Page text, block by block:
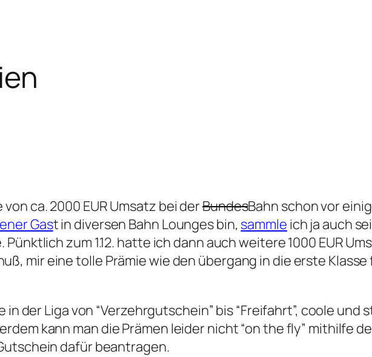
ca. 2000 EUR Umsatz bei derBundesBahn schon vor
Gast in diversen Bahn Lounges bin, sammle ich ja auch
zum 1.12. hatte ich dann auch weitere 1000 EUR
mir eine tolle Prämie wie den übergang in die erste
in der Liga von “Verzehrgutschein” bis “Freifahrt”, coole und
kann man die Prämen leider nicht “on the fly” mithilfe
dafür beantragen.